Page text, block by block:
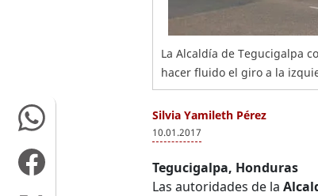
La Alcaldía de Tegucigalpa
hacer fluido el giro a la
Silvia Yamileth Pérez
10.01.2017
Tegucigalpa, Honduras
Las autoridades de la